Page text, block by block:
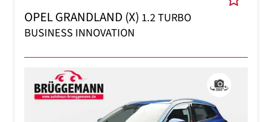
OPEL GRANDLAND (X) 1.2 TURBO
BUSINESS INNOVATION